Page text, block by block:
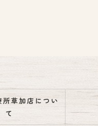
草加店につい
て